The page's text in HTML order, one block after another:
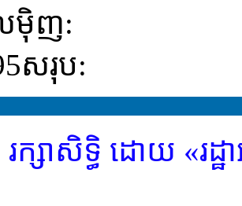
ម៉ិញ:
សរុប:
សាសិទ្ធិ ដោយ «រដ្